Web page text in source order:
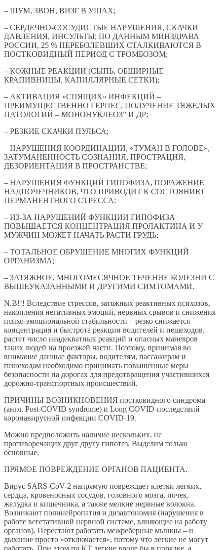
– ШУМ, ЗВОН, ВИЗГ В УШАХ;
– СЕРДЕЧНО-СОСУДИСТЫЕ НАРУШЕНИЯ, СКАЧКИ
ДАВЛЕНИЯ, ИНСУЛЬТЫ; ПО ДАННЫМ МИНЗДРАВА
РОССИИ, 25 % ПЕРЕБОЛЕВШИХ СТАЛКИВАЮТСЯ В
ПОСТКОВИДНЫЙ ПЕРИОД С ТРОМБОЗОМ;
– КОЖНЫЕ РЕАКЦИИ (СЫПЬ, ОБШИРНЫЕ
КРАПИВНИЦЫ, КАПИЛЛЯРНЫЕ СЕТКИ);
– АКТИВАЦИЯ «СПЯЩИХ» ИНФЕКЦИЙ –
ПРЕИМУЩЕСТВЕННО ГЕРПЕС, ПОЛУЧЕНИЕ ТЯЖЕЛЫХ
ПАТОЛОГИЙ – МОНОНУКЛЕОЗ” И ДР;
– РЕЗКИЕ СКАЧКИ ПУЛЬСА;
– НАРУШЕНИЯ КООРДИНАЦИИ, «ТУМАН В ГОЛОВЕ»,
ЗАТУМАНЕННОСТЬ СОЗНАНИЯ, ПРОСТРАЦИЯ,
ДЕЗОРИЕНТАЦИЯ В ПРОСТРАНСТВЕ;
– НАРУШЕНИЯ ФУНКЦИЙ ГИПОФИЗА, ПОРАЖЕНИЕ
НАДПОЧЕЧНИКОВ, ЧТО ПРИВОДИТ К СОСТОЯНИЮ
ПЕРМАНЕНТНОГО СТРЕССА;
– ИЗ-ЗА НАРУШЕНИЙ ФУНКЦИИ ГИПОФИЗА
ПОВЫШАЕТСЯ КОНЦЕНТРАЦИЯ ПРОЛАКТИНА И У
МУЖЧИН МОЖЕТ НАЧАТЬ РАСТИ ГРУДЬ;
– ТОТАЛЬНОЕ ОБРУШЕНИЕ МНОГИХ ФУНКЦИЙ
ОРГАНИЗМА;
– ЗАТЯЖНОЕ, МНОГОМЕСЯЧНОЕ ТЕЧЕНИЕ БОЛЕЗНИ С
ВЫШЕУКАЗАННЫМИ И ДРУГИМИ СИМТОМАМИ.
N.B!!! Вследствие стрессов, затяжных реактивных психозов,
накопления негативных эмоций, нервных срывов и снижения
психо-эмоциональной стабильности – резко снижается
концентрация и быстрота реакции водителей и пешеходов,
растет число неадекватных реакций и опасных маневров
таких людей на проезжей части. Поэтому, принимая во
внимание данные факторы, водителям, пассажирам и
пешеходам необходимо принимать повышенные меры
безопасности на дорогах для предотвращения участившихся
дорожно-транспортных происшествий.
ПРИЧИНЫ ВОЗНИКНОВЕНИЯ постковидного синдрома
(англ. Post-COVID syndrome) и Long COVID-последствий
коронавирусной инфекции COVID-19.
Можно предположить наличие нескольких, не
противоречащих друг другу гипотез. Выделим только
основные.
ПРЯМОЕ ПОВРЕЖДЕНИЕ ОРГАНОВ ПАЦИЕНТА.
Вирус SARS-CoV-2 напрямую повреждает клетки легких,
сердца, кровеносных сосудов, головного мозга, почек,
желудка и кишечника, а также мелкие нервные волокна.
Возникают полинейропатия и дизавтономия (нарушения в
работе вегетативной нервной системе, влияющие на работу
органов). Перестают работать межреберные мышцы – и
дыхание просто «отключается», потому что легкие не могут
работать. При этом по КТ легкие вроде бы в порядке, а